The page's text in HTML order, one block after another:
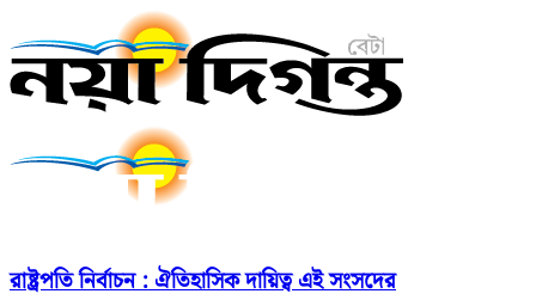
রাষ্ট্রপতি নির্বাচন : ঐতিহাসিক দায়িত্ব এই সংসদের